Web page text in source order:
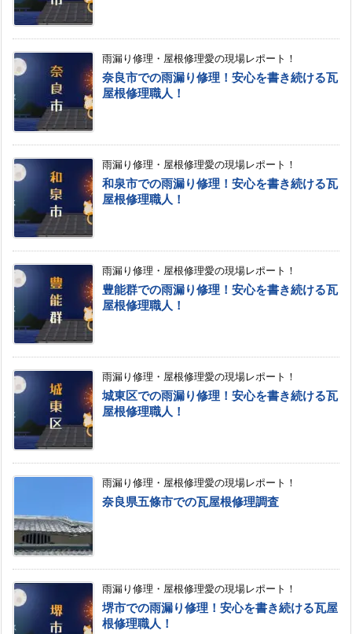
雨漏り修理・屋根修理愛の現場レポート！
奈良市での雨漏り修理！安心を書き続ける瓦
屋根修理職人！
雨漏り修理・屋根修理愛の現場レポート！
和泉市での雨漏り修理！安心を書き続ける瓦
屋根修理職人！
雨漏り修理・屋根修理愛の現場レポート！
豊能群での雨漏り修理！安心を書き続ける瓦
屋根修理職人！
雨漏り修理・屋根修理愛の現場レポート！
城東区での雨漏り修理！安心を書き続ける瓦
屋根修理職人！
雨漏り修理・屋根修理愛の現場レポート！
奈良県五條市での瓦屋根修理調査
雨漏り修理・屋根修理愛の現場レポート！
堺市での雨漏り修理！安心を書き続ける瓦屋
根修理職人！